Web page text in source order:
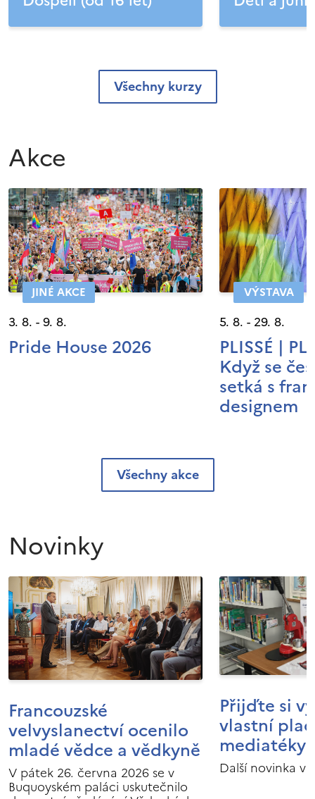
Všechny kurzy
Akce
JINÉ AKCE
3. 8. - 9. 8.
Pride House 2026
VÝSTAVA
5. 8. - 29. 8.
PLISSÉ |
Když se
setká s
designem
Všechny akce
Novinky
Francouzské
velvyslanectví ocenilo
mladé vědce a vědkyně
V pátek 26. června 2026 se v
Buquoyském paláci uskutečnilo
Přijďte si
vlastní
mediatéky
Další novinka v